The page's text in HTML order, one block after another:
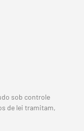
sob controle
de lei tramitam,